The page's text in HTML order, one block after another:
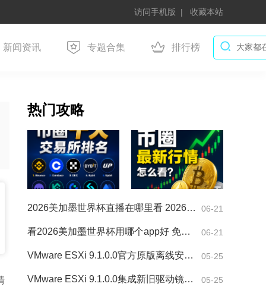
访问手机版 收藏本站
新闻资讯 专题合集 排行榜
热门攻略
2026美加墨世界杯直播在哪里看 2026美加墨世界杯赛事直播的 06-21
看2026美加墨世界杯用哪个app好 免费高清世界杯直播平台盘点 06-21
VMware ESXi 9.1.0.0官方原版离线安装/升级包如何下载 VMwa 05-25
VMware ESXi 9.1.0.0集成新旧驱动镜像包是什么 VMware ESXi 05-25